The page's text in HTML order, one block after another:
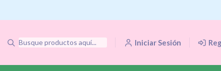
Iniciar Sesión